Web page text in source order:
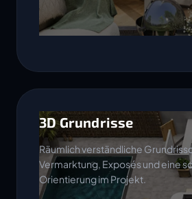
3D Grundrisse
Räumlich verständliche
Vermarktung, Exposés und eine
Orientierung im Projekt.